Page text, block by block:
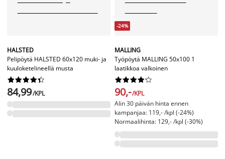
HALSTED
Pelipöytä HALSTED 60x120 muki- ja
kuuloketelineellä musta






84,99/KPL
-24%
MALLING
Työpöytä MALLING 50x100 1
laatikkoa valkoinen






90,-/KPL
Alin 30 päivän hinta ennen
kampanjaa: 119,- /kpl (-24%)
Normaalihinta: 129,- /kpl (-30%)